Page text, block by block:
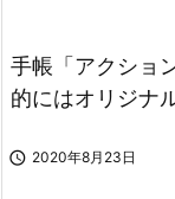
手帳「アクショ
的にはオリジナ
 2020年8月23日